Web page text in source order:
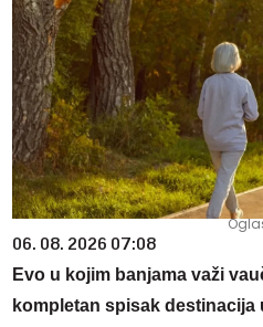
06. 08. 2026 07:08
Evo u kojim banjama važi
kompletan spisak destinacija